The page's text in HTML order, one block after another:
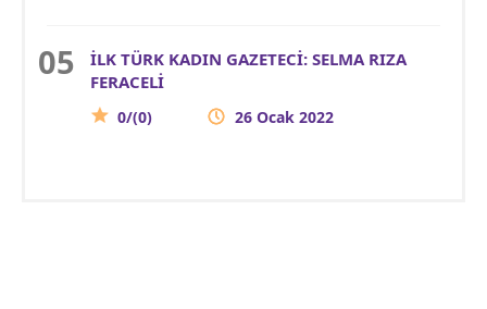
İLK TÜRK KADIN GAZETECİ: SELMA RIZA
FERACELİ
0/(0) 26 Ocak 2022